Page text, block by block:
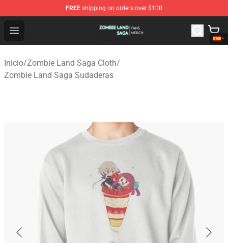
FREE shipping on orders over $100
Open menu
Zombie Land Saga Shop - Official Zombie Land Saga
Inicio/Zombie Land Saga Cloth/
Zombie Land Saga Sudaderas